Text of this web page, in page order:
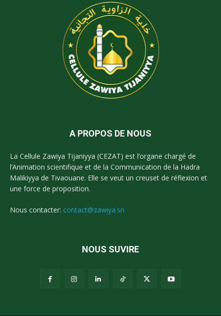
A PROPOS DE NOUS
La Cellule Zawiya Tijaniyya (CEZAT) est l’organe chargé de
l’Animation scientifique et de la Communication de la Hadra
Malikiyya de Tivaouane. Elle se veut un creuset de réflexion et
une force de proposition.
Nous contacter: contact@zawiya.sn
NOUS SUVIRE